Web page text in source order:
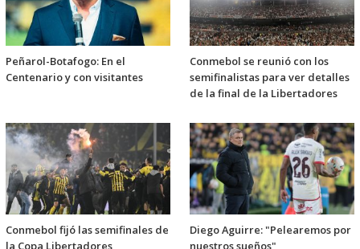
Peñarol-Botafogo: En el
Centenario y con visitantes
Conmebol se reunió con los
semifinalistas para ver detalles
de la final de la Libertadores
Conmebol fijó las semifinales de
Diego Aguirre: "Pelearemos por